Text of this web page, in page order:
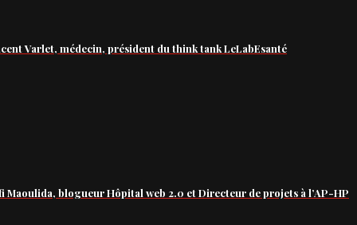
Varlet, médecin, président du think tank LeLabEsanté
blogueur Hôpital web 2.0 et Directeur de projets à l’AP-HP